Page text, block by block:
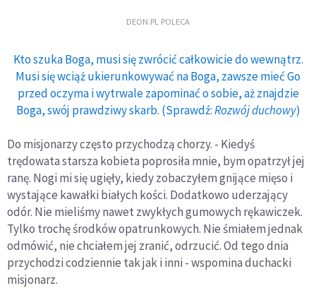
DEON.PL POLECA
Kto szuka Boga, musi się zwrócić całkowicie do wewnątrz.
Musi się wciąż ukierunkowywać na Boga, zawsze mieć Go
przed oczyma i wytrwale zapominać o sobie, aż znajdzie
Boga, swój prawdziwy skarb. (Sprawdź:Rozwój duchowy)
Do misjonarzy często przychodzą chorzy. - Kiedyś
trędowata starsza kobieta poprosiła mnie, bym opatrzył jej
ranę. Nogi mi się ugięły, kiedy zobaczyłem gnijące mięso i
wystające kawałki białych kości. Dodatkowo uderzający
odór. Nie mieliśmy nawet zwykłych gumowych rękawiczek.
Tylko trochę środków opatrunkowych. Nie śmiałem jednak
odmówić, nie chciałem jej zranić, odrzucić. Od tego dnia
przychodzi codziennie tak jak i inni - wspomina duchacki
misjonarz.